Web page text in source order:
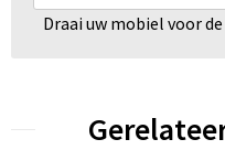
Draai uw mobiel voor